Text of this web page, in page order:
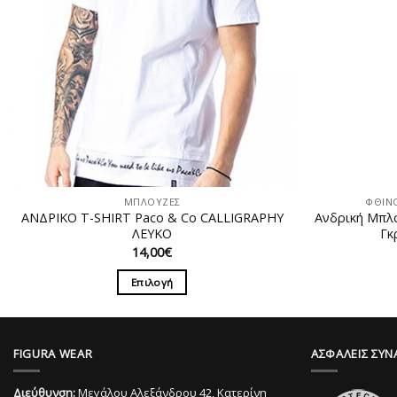
ΜΠΛΟΥΖΕΣ
ΑΝΔΡΙΚΟ T-SHIRT Paco & Co CALLIGRAPHY
ΛΕΥΚΟ
14,00€
Επιλογή
πολλαπλές
Ανδρική
FIGURA WEAR
Διεύθυνση:Μεγάλου Αλεξάνδρου 42, Κατερίνη
ΑΣΦΑΛΕΙΣ